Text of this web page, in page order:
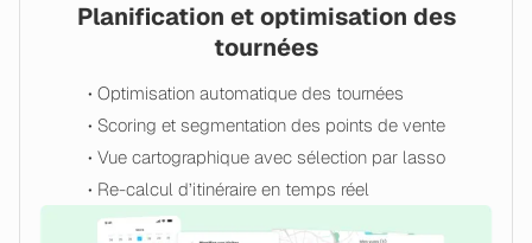
Planification et optimisation des
tournées
• Optimisation automatique des tournées
• Scoring et segmentation des points de vente
• Vue cartographique avec sélection par lasso
• Re-calcul d’itinéraire en temps réel